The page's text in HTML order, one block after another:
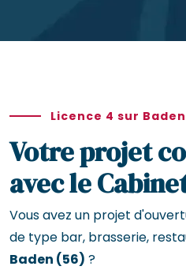
Licence 4 sur
Votre projet
avec le
Vous avez un projet
de type bar, brasserie,
Baden (56) ?